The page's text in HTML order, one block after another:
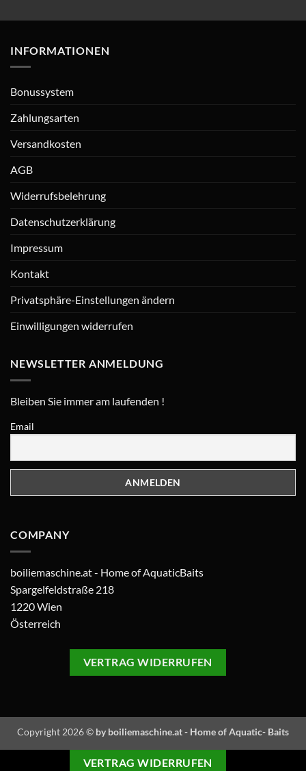
INFORMATIONEN
Bonussystem
Zahlungsarten
Versandkosten
AGB
Widerrufsbelehrung
Datenschutzerklärung
Impressum
Kontakt
Privatsphäre-Einstellungen ändern
Einwilligungen widerrufen
NEWSLETTER ANMELDUNG
Bleiben Sie immer am laufenden !
Email
COMPANY
boiliemaschine.at - Home of AquaticBaits
Spargelfeldstraße 218
1220 Wien
Österreich
VERTRAG WIDERRUFEN
Copyright 2026 © by boiliemaschine.at - Home of Aquatic- Baits
VERTRAG WIDERRUFEN